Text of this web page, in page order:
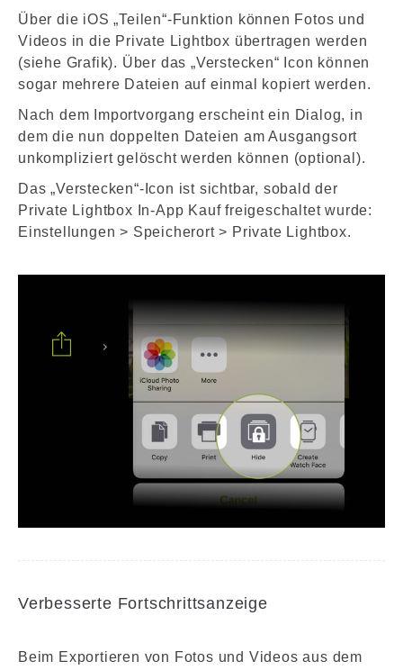
Über die iOS „Teilen“-Funktion können Fotos und
Videos in die Private Lightbox übertragen werden
(siehe Grafik). Über das „Verstecken“ Icon können
sogar mehrere Dateien auf einmal kopiert werden.
Nach dem Importvorgang erscheint ein Dialog, in
dem die nun doppelten Dateien am Ausgangsort
unkompliziert gelöscht werden können (optional).
Das „Verstecken“-Icon ist sichtbar, sobald der
Private Lightbox In-App Kauf freigeschaltet wurde:
Einstellungen > Speicherort > Private Lightbox.
Verbesserte Fortschrittsanzeige
Beim Exportieren von Fotos und Videos aus dem